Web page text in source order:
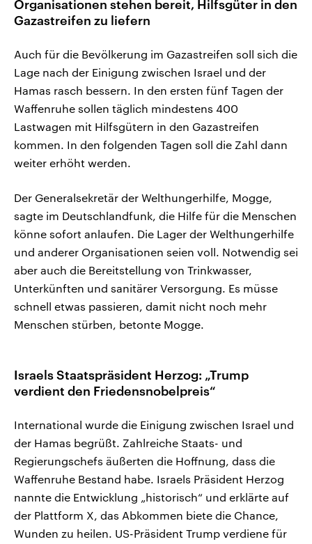
Organisationen stehen bereit, Hilfsgüter in den
Gazastreifen zu liefern
Auch für die Bevölkerung im Gazastreifen soll sich die
Lage nach der Einigung zwischen Israel und der
Hamas rasch bessern. In den ersten fünf Tagen der
Waffenruhe sollen täglich mindestens 400
Lastwagen mit Hilfsgütern in den Gazastreifen
kommen. In den folgenden Tagen soll die Zahl dann
weiter erhöht werden.
Der Generalsekretär der Welthungerhilfe, Mogge,
sagte im Deutschlandfunk, die Hilfe für die Menschen
könne sofort anlaufen. Die Lager der Welthungerhilfe
und anderer Organisationen seien voll. Notwendig sei
aber auch die Bereitstellung von Trinkwasser,
Unterkünften und sanitärer Versorgung. Es müsse
schnell etwas passieren, damit nicht noch mehr
Menschen stürben, betonte Mogge.
Israels Staatspräsident Herzog: „Trump
verdient den Friedensnobelpreis“
International wurde die Einigung zwischen Israel und
der Hamas begrüßt. Zahlreiche Staats- und
Regierungschefs äußerten die Hoffnung, dass die
Waffenruhe Bestand habe. Israels Präsident Herzog
nannte die Entwicklung „historisch“ und erklärte auf
der Plattform X, das Abkommen biete die Chance,
Wunden zu heilen. US-Präsident Trump verdiene für